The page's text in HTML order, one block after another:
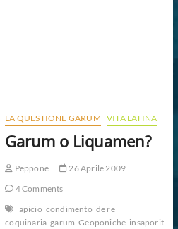
LA QUESTIONE GARUM VITA LATINA
Garum o Liquamen?
Peppone
26 Aprile 2009
4 Comments
apicio condimento de re
coquinaria garum Geoponiche insaporitore